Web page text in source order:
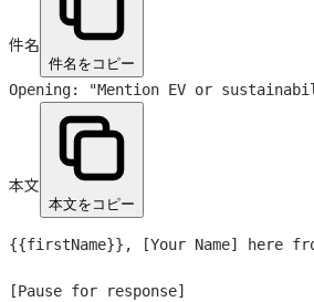
件名
件名をコピー
Opening: "Mention EV or
本文
本文をコピー
{{firstName}} , [Your Name] here
[Pause for response]